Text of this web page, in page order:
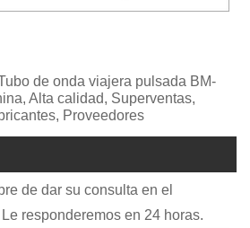
de onda viajera pulsada BM-
Alta calidad, Superventas,
Proveedores
de dar su consulta en el
responderemos en 24 horas.